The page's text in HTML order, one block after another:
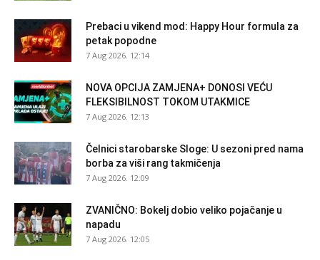
Prebaci u vikend mod: Happy Hour formula za
petak popodne
7 Aug 2026. 12:14
NOVA OPCIJA ZAMJENA+ DONOSI VEĆU
FLEKSIBILNOST TOKOM UTAKMICE
7 Aug 2026. 12:13
Čelnici starobarske Sloge: U sezoni pred nama
borba za viši rang takmičenja
7 Aug 2026. 12:09
ZVANIČNO: Bokelj dobio veliko pojačanje u
napadu
7 Aug 2026. 12:05